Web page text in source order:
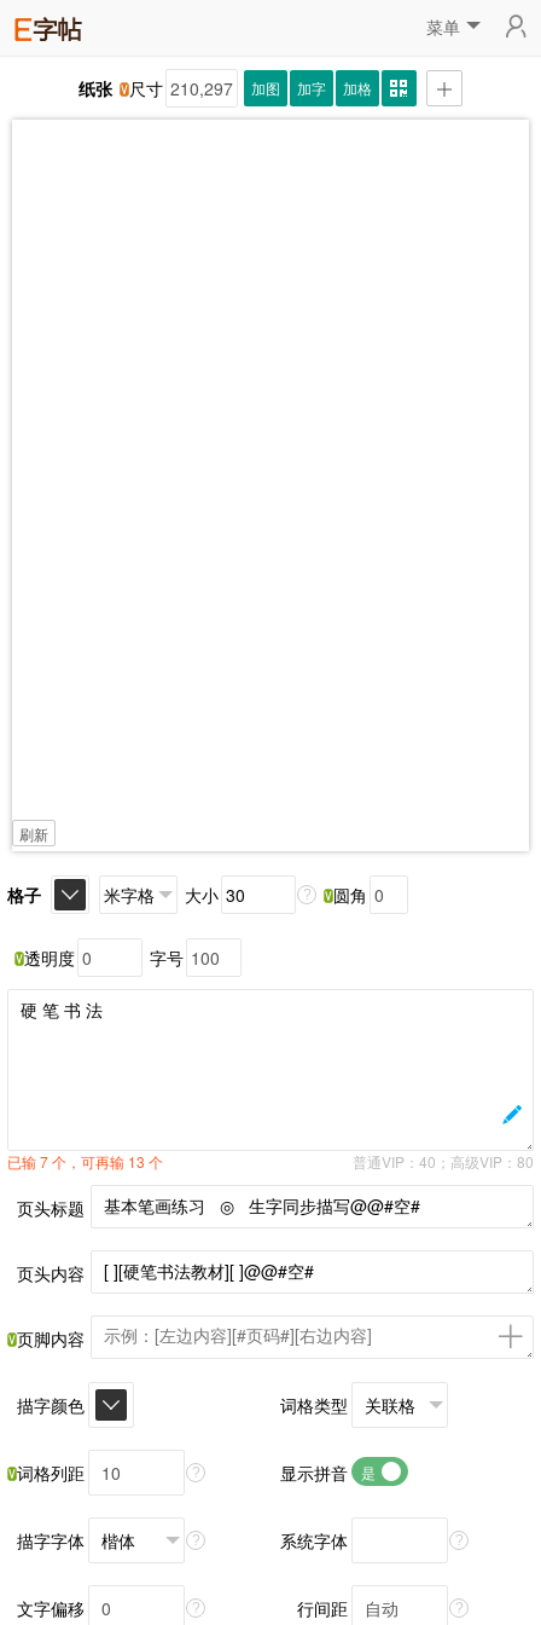
菜单
纸张 尺寸 加图 加字 加格
刷新
格子 大小 ? 圆角
透明度 字号
已输 7 个，可再输 13 个 普通VIP：40；高级VIP：80
页头标题
页头内容
页脚内容
描字颜色 词格类型
词格列距 ? 显示拼音 是
描字字体 ? 系统字体 ?
文字偏移 ? 行间距 ?